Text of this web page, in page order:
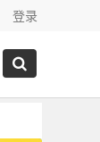
登录